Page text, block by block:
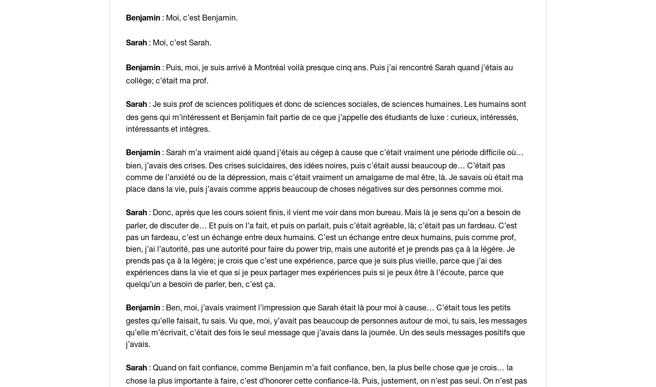
Benjamin : Moi, c’est Benjamin.
Sarah : Moi, c’est Sarah.
Benjamin : Puis, moi, je suis arrivé à Montréal voilà presque cinq ans. Puis j’ai rencontré Sarah quand j’étais au
collège; c’était ma prof.
Sarah : Je suis prof de sciences politiques et donc de sciences sociales, de sciences humaines. Les humains sont
des gens qui m’intéressent et Benjamin fait partie de ce que j’appelle des étudiants de luxe : curieux, intéressés,
intéressants et intègres.
Benjamin : Sarah m’a vraiment aidé quand j’étais au cégep à cause que c’était vraiment une période difficile où…
bien, j’avais des crises. Des crises suicidaires, des idées noires, puis c’était aussi beaucoup de… C’était pas
comme de l’anxiété ou de la dépression, mais c’était vraiment un amalgame de mal être, là. Je savais où était ma
place dans la vie, puis j’avais comme appris beaucoup de choses négatives sur des personnes comme moi.
Sarah : Donc, après que les cours soient finis, il vient me voir dans mon bureau. Mais là je sens qu’on a besoin de
parler, de discuter de… Et puis on l’a fait, et puis on parlait, puis c’était agréable, là; c’était pas un fardeau. C’est
pas un fardeau, c’est un échange entre deux humains. C’est un échange entre deux humains, puis comme prof,
bien, j’ai l’autorité, pas une autorité pour faire du power trip, mais une autorité et je prends pas ça à la légère. Je
prends pas ça à la légère; je crois que c’est une expérience, parce que je suis plus vieille, parce que j’ai des
expériences dans la vie et que si je peux partager mes expériences puis si je peux être à l’écoute, parce que
quelqu’un a besoin de parler, ben, c’est ça.
Benjamin : Ben, moi, j’avais vraiment l’impression que Sarah était là pour moi à cause… C’était tous les petits
gestes qu’elle faisait, tu sais. Vu que, moi, y’avait pas beaucoup de personnes autour de moi, tu sais, les messages
qu’elle m’écrivait, c’était des fois le seul message que j’avais dans la journée. Un des seuls messages positifs que
j’avais.
Sarah : Quand on fait confiance, comme Benjamin m’a fait confiance, ben, la plus belle chose que je crois… la
chose la plus importante à faire, c’est d’honorer cette confiance-là. Puis, justement, on n’est pas seul. On n’est pas